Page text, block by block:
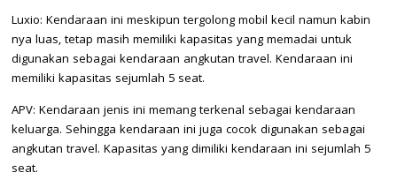
Luxio: Kendaraan ini meskipun tergolong mobil kecil namun kabin
nya luas, tetap masih memiliki kapasitas yang memadai untuk
digunakan sebagai kendaraan angkutan travel. Kendaraan ini
memiliki kapasitas sejumlah 5 seat.
APV: Kendaraan jenis ini memang terkenal sebagai kendaraan
keluarga. Sehingga kendaraan ini juga cocok digunakan sebagai
angkutan travel. Kapasitas yang dimiliki kendaraan ini sejumlah 5
seat.